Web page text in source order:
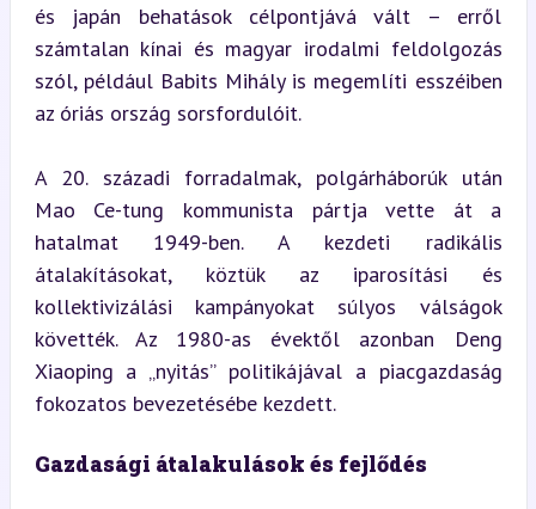
és japán behatások célpontjává vált – erről
számtalan kínai és magyar irodalmi feldolgozás
szól, például Babits Mihály is megemlíti esszéiben
az óriás ország sorsfordulóit.
A 20. századi forradalmak, polgárháborúk után
Mao Ce-tung kommunista pártja vette át a
hatalmat 1949-ben. A kezdeti radikális
átalakításokat, köztük az iparosítási és
kollektivizálási kampányokat súlyos válságok
követték. Az 1980-as évektől azonban Deng
Xiaoping a „nyitás” politikájával a piacgazdaság
fokozatos bevezetésébe kezdett.
Gazdasági átalakulások és fejlődés